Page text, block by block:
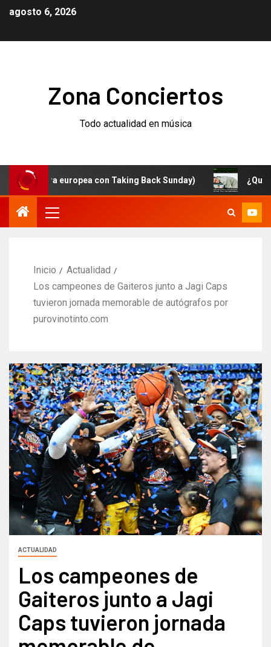
agosto 6, 2026
Zona Conciertos
Todo actualidad en música
europea con Taking Back Sunday) ¿Qué está
Inicio
Actualidad
Los campeones de Gaiteros junto a Jagi Caps
tuvieron jornada memorable de autógrafos por
purovinotinto.com
ACTUALIDAD
Los campeones de
Gaiteros junto a Jagi
Caps tuvieron jornada